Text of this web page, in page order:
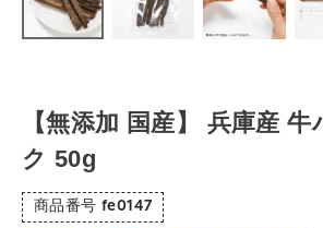
【無添加 国産】 兵庫産
ク 50g
商品番号 fe0147